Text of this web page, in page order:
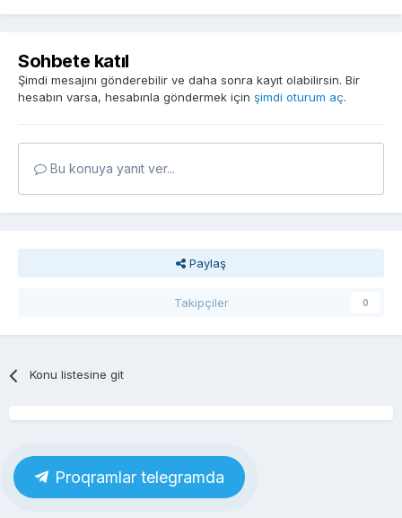
Sohbete katıl
Şimdi mesajını gönderebilir ve daha sonra kayıt olabilirsin. Bir
hesabın varsa, hesabınla göndermek için şimdi oturum aç.
Bu konuya yanıt ver...
Paylaş
Takipçiler 0
Konu listesine git
Proqramlar telegramda